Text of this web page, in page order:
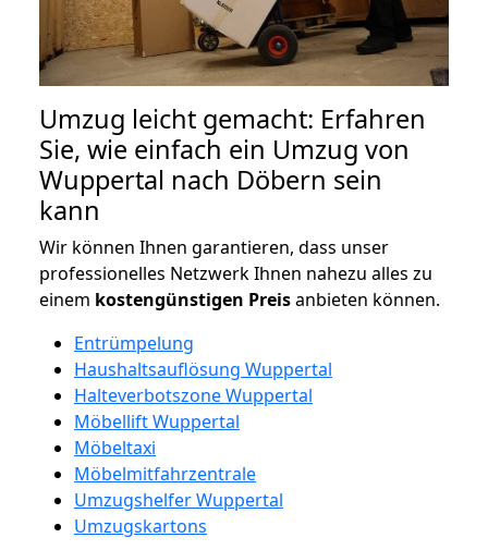
Umzug leicht gemacht: Erfahren
Sie, wie einfach ein Umzug von
Wuppertal nach Döbern sein
kann
Wir können Ihnen garantieren, dass unser
professionelles Netzwerk Ihnen nahezu alles zu
einem kostengünstigen Preisanbieten können.
Entrümpelung
Haushaltsauflösung Wuppertal
Halteverbotszone Wuppertal
Möbellift Wuppertal
Möbeltaxi
Möbelmitfahrzentrale
Umzugshelfer Wuppertal
Umzugskartons